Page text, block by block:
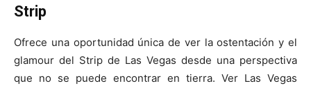
Strip
Ofrece una oportunidad única de ver la ostentación y el
glamour del Strip de Las Vegas desde una perspectiva
que no se puede encontrar en tierra. Ver Las Vegas